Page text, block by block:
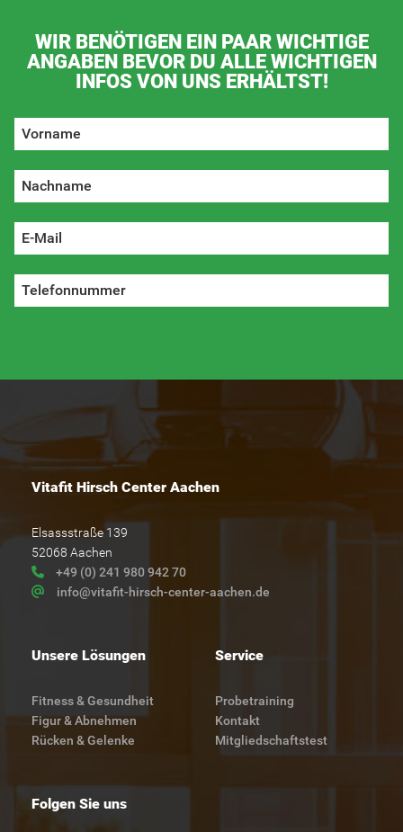
WIR BENÖTIGEN EIN PAAR WICHTIGE
ANGABEN BEVOR DU ALLE WICHTIGEN
INFOS VON UNS ERHÄLTST!
Vitafit Hirsch Center Aachen
Elsassstraße 139
52068 Aachen
+49 (0) 241 980 942 70
info@vitafit-hirsch-center-aachen.de
Unsere Lösungen
Fitness & Gesundheit
Figur & Abnehmen
Rücken & Gelenke
Service
Probetraining
Kontakt
Mitgliedschaftstest
Folgen Sie uns